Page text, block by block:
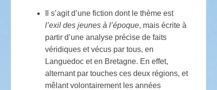
Il s’agit d’une fiction dont le thème est
l’exil des jeunes à l’époque, mais écrite à
partir d’une analyse précise de faits
véridiques et vécus par tous, en
Languedoc et en Bretagne. En effet,
alternant par touches ces deux régions, et
mêlant volontairement les années